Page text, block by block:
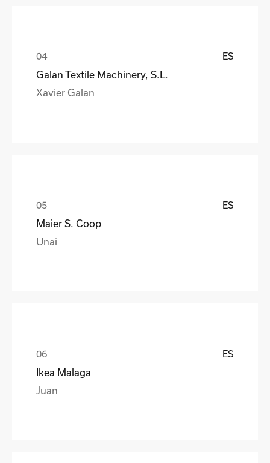
ES
Galan Textile Machinery, S.L.
Xavier Galan
ES
Maier S. Coop
Unai
ES
Ikea Malaga
Juan